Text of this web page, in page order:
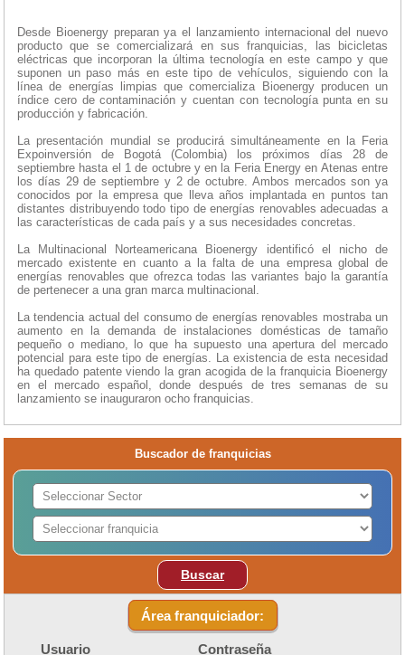
Desde Bioenergy preparan ya el lanzamiento internacional del nuevo
producto que se comercializará en sus franquicias, las bicicletas
eléctricas que incorporan la última tecnología en este campo y que
suponen un paso más en este tipo de vehículos, siguiendo con la
línea de energías limpias que comercializa Bioenergy producen un
índice cero de contaminación y cuentan con tecnología punta en su
producción y fabricación.
La presentación mundial se producirá simultáneamente en la Feria
Expoinversión de Bogotá (Colombia) los próximos días 28 de
septiembre hasta el 1 de octubre y en la Feria Energy en Atenas entre
los días 29 de septiembre y 2 de octubre. Ambos mercados son ya
conocidos por la empresa que lleva años implantada en puntos tan
distantes distribuyendo todo tipo de energías renovables adecuadas a
las características de cada país y a sus necesidades concretas.
La Multinacional Norteamericana Bioenergy identificó el nicho de
mercado existente en cuanto a la falta de una empresa global de
energías renovables que ofrezca todas las variantes bajo la garantía
de pertenecer a una gran marca multinacional.
La tendencia actual del consumo de energías renovables mostraba un
aumento en la demanda de instalaciones domésticas de tamaño
pequeño o mediano, lo que ha supuesto una apertura del mercado
potencial para este tipo de energías. La existencia de esta necesidad
ha quedado patente viendo la gran acogida de la franquicia Bioenergy
en el mercado español, donde después de tres semanas de su
lanzamiento se inauguraron ocho franquicias.
Buscador de franquicias
Buscar
Área franquiciador:
Usuario Contraseña